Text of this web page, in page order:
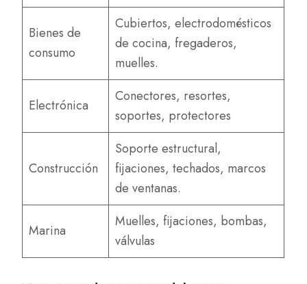
Bienes de
consumo
Cubiertos, electrodomésticos
de cocina, fregaderos,
muelles.
Electrónica
Conectores, resortes,
soportes, protectores
Construcción
Soporte estructural,
fijaciones, techados, marcos
de ventanas.
Marina
Muelles, fijaciones, bombas,
válvulas